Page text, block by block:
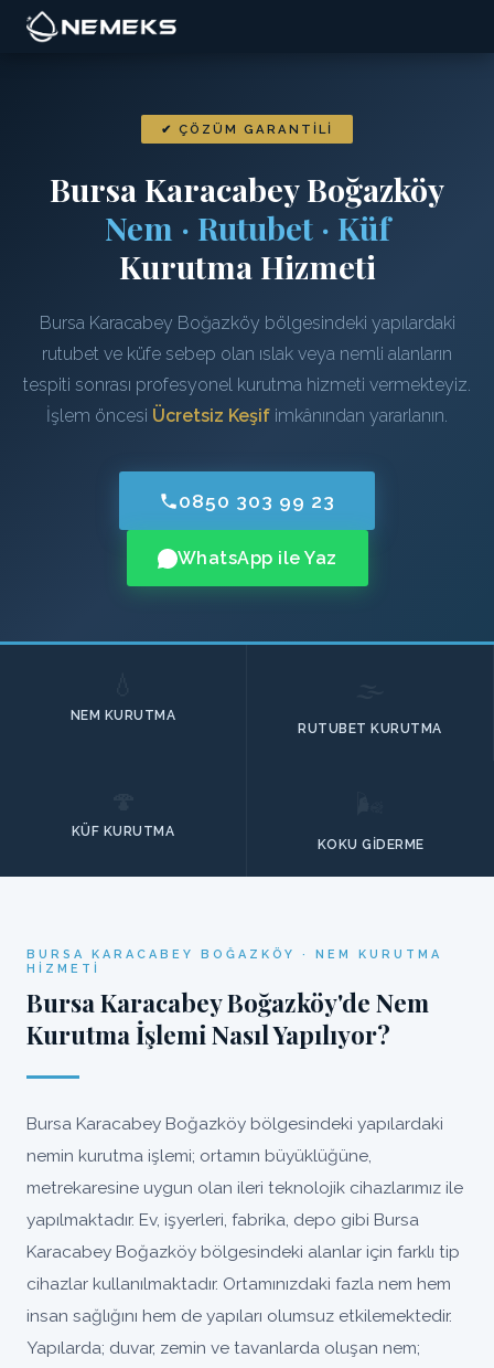
✔ ÇÖZÜM GARANTILI
Bursa Karacabey Boğazköy
Nem · Rutubet · Küf
Kurutma Hizmeti
Bursa Karacabey Boğazköy bölgesindeki yapılardaki
rutubet ve küfe sebep olan ıslak veya nemli alanların
tespiti sonrası profesyonel kurutma hizmeti vermekteyiz.
İşlem öncesi Ücretsiz Keşif imkânından yararlanın.
0850 303 99 23
WhatsApp ile Yaz
NEM KURUTMA
RUTUBET KURUTMA
KÜF KURUTMA
KOKU GIDERME
BURSA KARACABEY BOĞAZKÖY · NEM KURUTMA
HIZMETI
Bursa Karacabey Boğazköy'de Nem
Kurutma İşlemi Nasıl Yapılıyor?
Bursa Karacabey Boğazköy bölgesindeki yapılardaki
nemin kurutma işlemi; ortamın büyüklüğüne,
metrekaresine uygun olan ileri teknolojik cihazlarımız ile
yapılmaktadır. Ev, işyerleri, fabrika, depo gibi Bursa
Karacabey Boğazköy bölgesindeki alanlar için farklı tip
cihazlar kullanılmaktadır. Ortamınızdaki fazla nem hem
insan sağlığını hem de yapıları olumsuz etkilemektedir.
Yapılarda; duvar, zemin ve tavanlarda oluşan nem;